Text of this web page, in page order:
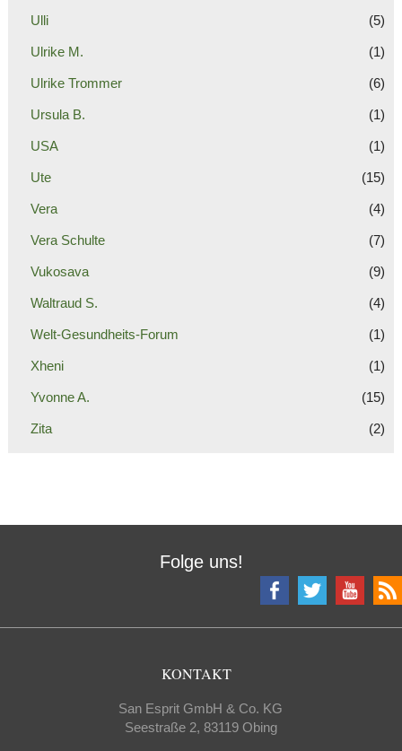
Ulli (5)
Ulrike M. (1)
Ulrike Trommer (6)
Ursula B. (1)
USA (1)
Ute (15)
Vera (4)
Vera Schulte (7)
Vukosava (9)
Waltraud S. (4)
Welt-Gesundheits-Forum (1)
Xheni (1)
Yvonne A. (15)
Zita (2)
Folge uns!
KONTAKT
San Esprit GmbH & Co. KG
Seestraße 2, 83119 Obing